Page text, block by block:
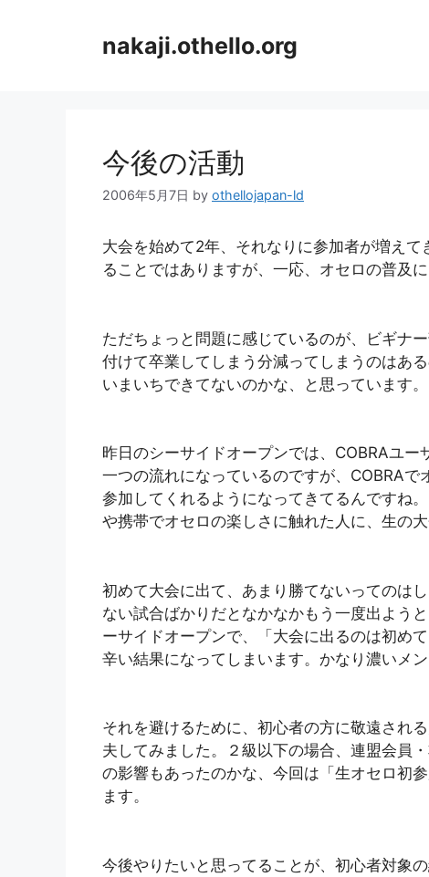
nakaji.othello.org
今後の活動
2006年5月7日 by othellojapan-ld
大会を始めて2年、それなりに参加者が増え
ることではありますが、一応、オセロの普及
ただちょっと問題に感じているのが、ビギナ
付けて卒業してしまう分減ってしまうのはあ
いまいちできてないのかな、と思っています。
昨日のシーサイドオープンでは、COBRAユ
一つの流れになっているのですが、COBRA
参加してくれるようになってきてるんですね
や携帯でオセロの楽しさに触れた人に、生の
初めて大会に出て、あまり勝てないってのは
ない試合ばかりだとなかなかもう一度出よう
ーサイドオープンで、「大会に出るのは初め
辛い結果になってしまいます。かなり濃いメ
それを避けるために、初心者の方に敬遠され
夫してみました。２級以下の場合、連盟会員
の影響もあったのかな、今回は「生オセロ初
ます。
今後やりたいと思ってることが、初心者対象